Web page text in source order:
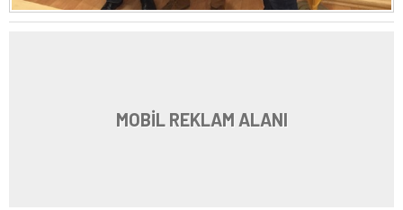
MOBİL REKLAM ALANI